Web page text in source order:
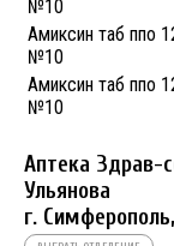
№10
Амиксин таб ппо
№10
Амиксин таб ппо
№10
Аптека Здрав-
Ульянова
г.